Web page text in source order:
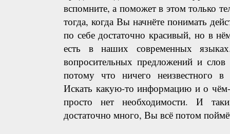
вспомните, а поможет в этом только
тогда, когда Вы начнёте понимать
по себе достаточно красивый, но в
есть в наших современных
вопросительных предложений и слов
потому что ничего неизвестного в
Искать какую-то информацию и о
просто нет необходимости. И
достаточно много, Вы всё потом